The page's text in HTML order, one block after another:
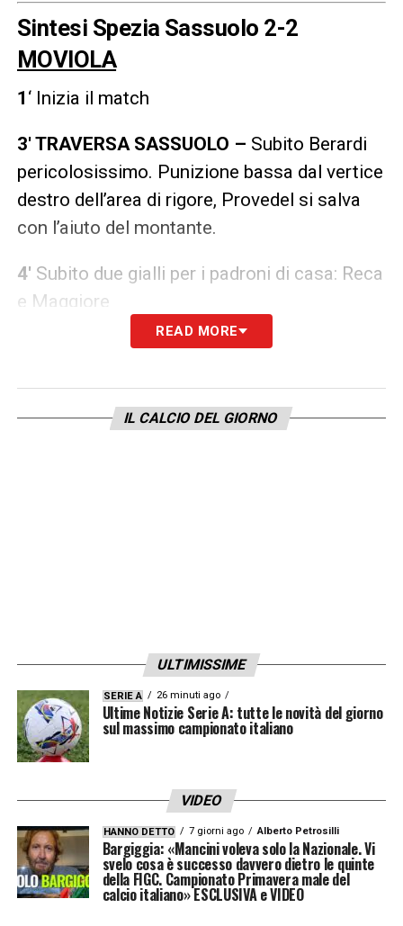
Sintesi Spezia Sassuolo 2-2
MOVIOLA
1 ‘ Inizia il match
3′ TRAVERSA SASSUOLO – Subito Berardi
pericolosissimo. Punizione bassa dal vertice
destro dell’area di rigore, Provedel si salva
con l’aiuto del montante.
4′ Subito due gialli per i padroni di casa: Reca
e Maggiore
11′ OCCASIONE SASSUOLO– Break di
francese è sciupato da Berardi che calcia
alle stelle dal dischetto
bandierina.
31′ TRAVERSA SASSUOLO –Seconda
traversa dei neroverdi. Gran tiro dal limite di
Scamacca e palla sulla traversa a Provedel
35′ GOL SPEZIA –I padroni di casa passano
in vantaggio. Azione sulla sinistra con Reca:
palla sul secondo palo e deviazione sotto
READ MORE
IL CALCIO DEL GIORNO
ULTIMISSIME
SERIE A 26 minuti ago
Ultime Notizie Serie A: tutte le novità del giorno
sul massimo campionato italiano
VIDEO
HANNO DETTO 7 giorni ago Alberto Petrosilli
Bargiggia: «Mancini voleva solo la Nazionale. Vi
svelo cosa è successo davvero dietro le quinte
della FIGC. Campionato Primavera male del
calcio italiano» ESCLUSIVA e VIDEO